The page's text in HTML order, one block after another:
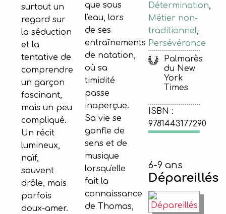
surtout un
regard sur
la séduction
et la
tentative de
comprendre
un garçon
fascinant,
mais un peu
compliqué.
Un récit
lumineux,
naïf,
souvent
drôle, mais
parfois
doux-amer.
que sous
l'eau, lors
de ses
entraînements
de natation,
où sa
timidité
passe
inaperçue.
Sa vie se
gonfle de
sens et de
musique
lorsqu'elle
fait la
connaissance
de Thomas,
Détermination,
Métier non-
traditionnel,
Persévérance
Palmarès
du New
York
Times
ISBN :
9781443177290
6-9 ans
Dépareillés